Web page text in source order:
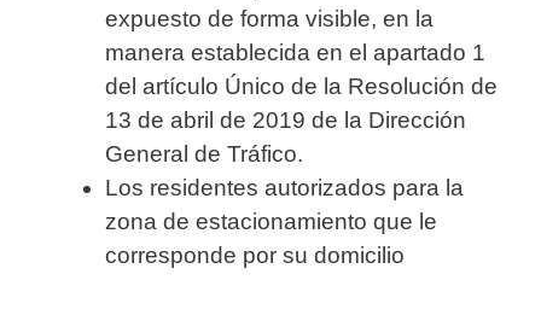
expuesto de forma visible, en la
manera establecida en el apartado 1
del artículo Único de la Resolución de
13 de abril de 2019 de la Dirección
General de Tráfico.
Los residentes autorizados para la
zona de estacionamiento que le
corresponde por su domicilio